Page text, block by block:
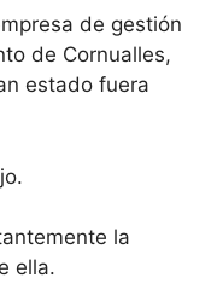
de gestión
de Cornualles,
estado fuera
la
ella.